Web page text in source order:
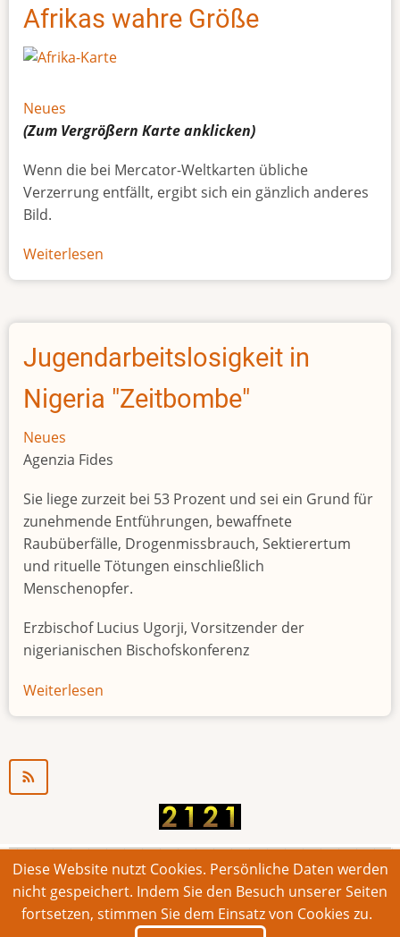
Afrikas wahre Größe
Neues
(Zum Vergrößern Karteanklicken)
Wenn die bei Mercator-Weltkarten übliche
Verzerrung entfällt, ergibt sich ein gänzlich anderes
Bild.
Weiterlesen
Afrikas
Größe
Jugendarbeitslosigkeit in
Nigeria "Zeitbombe"
Neues
Agenzia Fides
Sie liege zurzeit bei 53 Prozent und sei ein Grund für
zunehmende Entführungen, bewaffnete
Raubüberfälle, Drogenmissbrauch, Sektierertum
und rituelle Tötungen einschließlich
Menschenopfer.
Erzbischof Lucius Ugorji, Vorsitzender der
nigerianischen Bischofskonferenz
Weiterlesen
Jugendarbeitslosigkeit
© 2026 Bonner Aufruf. Alle Rechte vorbehalten.
Footer
Impressum Kontakt Intern
Diese Website nutzt Cookies. Persönliche Daten werden
nicht gespeichert. Indem Sie den Besuch unserer Seiten
fortsetzen, stimmen Sie dem Einsatz von Cookies zu.